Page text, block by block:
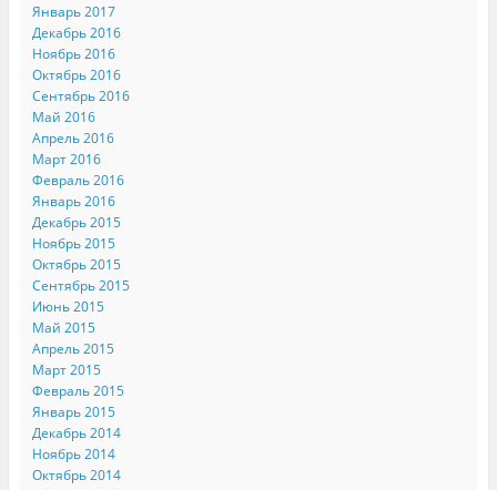
Январь 2017
Декабрь 2016
Ноябрь 2016
Октябрь 2016
Сентябрь 2016
Май 2016
Апрель 2016
Март 2016
Февраль 2016
Январь 2016
Декабрь 2015
Ноябрь 2015
Октябрь 2015
Сентябрь 2015
Июнь 2015
Май 2015
Апрель 2015
Март 2015
Февраль 2015
Январь 2015
Декабрь 2014
Ноябрь 2014
Октябрь 2014